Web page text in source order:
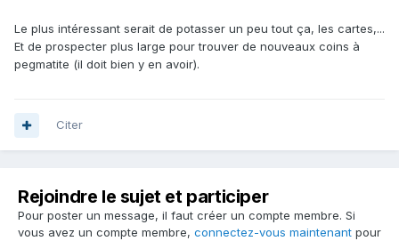
Le plus intéressant serait de potasser un peu tout ça, les cartes,...
Et de prospecter plus large pour trouver de nouveaux coins à
pegmatite (il doit bien y en avoir).
Citer
Rejoindre le sujet et participer
Pour poster un message, il faut créer un compte membre. Si
vous avez un compte membre, connectez-vous maintenant pour